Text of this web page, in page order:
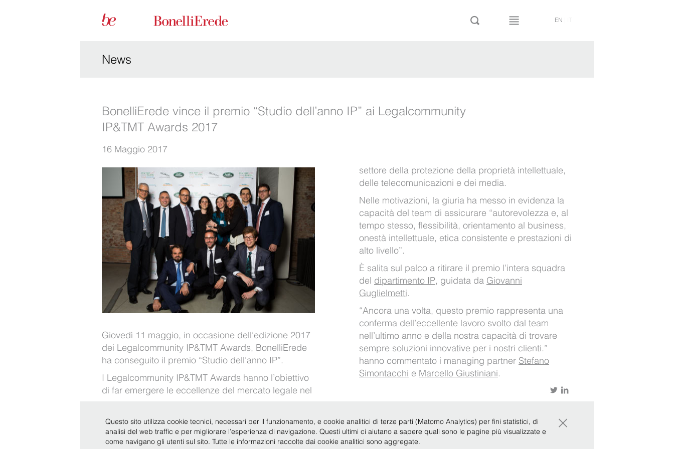
EN
News
BonelliErede vince il premio “Studio dell’anno IP” ai Legalcommunity
IP&TMT Awards 2017
16 Maggio 2017
Giovedì 11 maggio, in occasione dell’edizione 2017
dei Legalcommunity IP&TMT Awards, BonelliErede
ha conseguito il premio “Studio dell’anno IP”.
I Legalcommunity IP&TMT Awards hanno l’obiettivo
di far emergere le eccellenze del mercato legale nel
settore della protezione della proprietà intellettuale,
delle telecomunicazioni e dei media.
Nelle motivazioni, la giuria ha messo in evidenza la
capacità del team di assicurare “autorevolezza e, al
tempo stesso, flessibilità, orientamento al business,
onestà intellettuale, etica consistente e prestazioni di
alto livello”.
È salita sul palco a ritirare il premio l’intera squadra
del dipartimento IP, guidata da Giovanni
Guglielmetti.
“Ancora una volta, questo premio rappresenta una
conferma dell’eccellente lavoro svolto dal team
nell’ultimo anno e della nostra capacità di trovare
sempre soluzioni innovative per i nostri clienti.”
hanno commentato i managing partner Stefano
Simontacchi e Marcello Giustiniani.
Questo sito utilizza cookie tecnici, necessari per il funzionamento, e cookie analitici di terze parti (Matomo Analytics) per fini statistici, di
analisi del web traffic e per migliorare l’esperienza di navigazione. Questi ultimi ci aiutano a sapere quali sono le pagine più visualizzate e
come navigano gli utenti sul sito. Tutte le informazioni raccolte dai cookie analitici sono aggregate.
×